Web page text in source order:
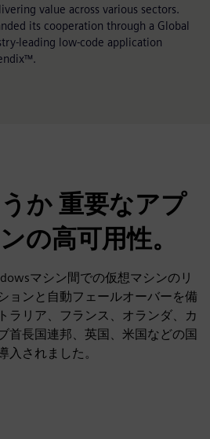
value across various sectors.
its cooperation through a Global
leading low-code application
か 重要なアプ
の高可用性。
マシン間での仮想マシンのリ
ョンと自動フェールオーバーを備
ラリア、フランス、オランダ、カ
首長国連邦、英国、米国などの国
入されました。